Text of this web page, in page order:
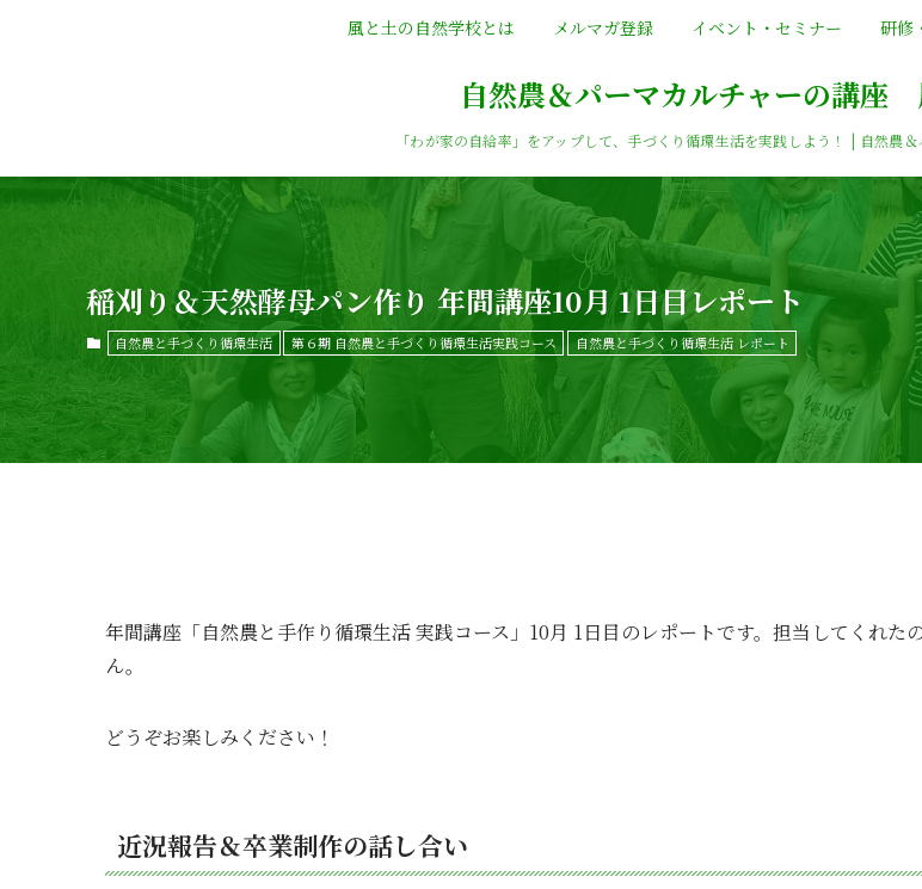
自然農＆パーマカルチャーの講座
「わが家の自給率」をアップして、手づくり循環生活を実践しよう！ | 自然
風と土の自然学校とは メルマガ登録 イベント・セミナー 研修
稲刈り＆天然酵母パン作り 年間講座10月 1日目レポート
自然農と手づくり循環生活 第６期 自然農と手づくり循環生活実践コース 自然農と手づくり循環生活 レポート
年間講座「自然農と手作り循環生活 実践コース」10月 1日目のレポートです。担当してくれた
ん。
どうぞお楽しみください！
近況報告＆卒業制作の話し合い